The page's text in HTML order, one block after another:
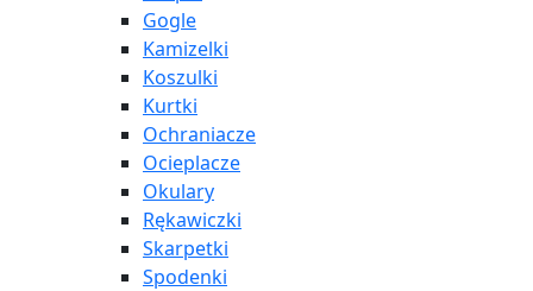
Gogle
Kamizelki
Koszulki
Kurtki
Ochraniacze
Ocieplacze
Okulary
Rękawiczki
Skarpetki
Spodenki